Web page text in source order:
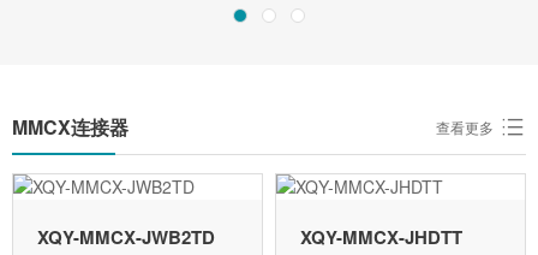
MMCX连接器 查看更多
XQY-MMCX-JWB2TD XQY-MMCX-JHDTT